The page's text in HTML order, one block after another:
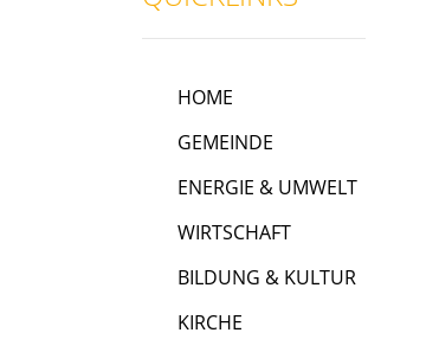
HOME
GEMEINDE
ENERGIE & UMWELT
WIRTSCHAFT
BILDUNG & KULTUR
KIRCHE